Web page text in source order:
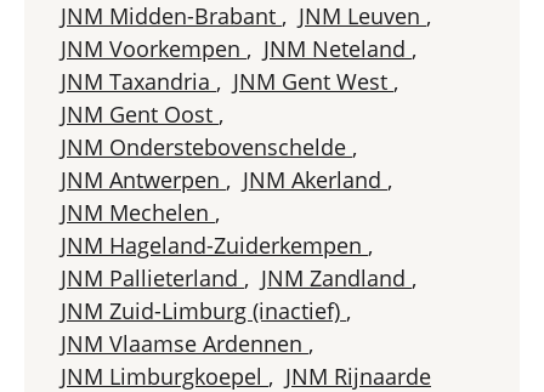
JNM Midden-Brabant , JNM Leuven ,
JNM Voorkempen , JNM Neteland ,
JNM Taxandria , JNM Gent West ,
JNM Gent Oost ,
JNM Onderstebovenschelde ,
JNM Antwerpen , JNM Akerland ,
JNM Mechelen ,
JNM Hageland-Zuiderkempen ,
JNM Pallieterland , JNM Zandland ,
JNM Zuid-Limburg (inactief) ,
JNM Vlaamse Ardennen ,
JNM Limburgkoepel , JNM Rijnaarde